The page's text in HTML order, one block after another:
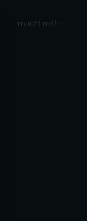
macht mit!
Button wird der Dialog